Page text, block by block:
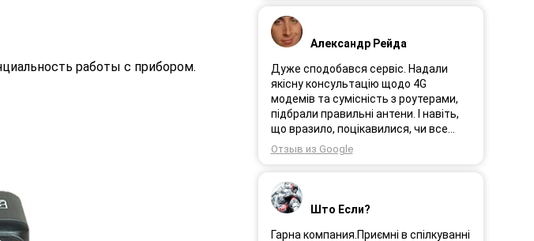
работы с прибором.
підкорило це тестовий період 1 міс, я
вирішила спробувати ще раз.
Надіслала заявку зімною зв’язалася
менеджер Олеся дуже привітна
дівчина розповіла все детально і
порадила хороший пристрій.
Замовлення прийшло через день і я
поїхала встановлювати інтернет.
Олеся була на зв’язоку і все
допомагала. І ось інтернет працює як
вмісті все супер. Я дуже задоволена.
Дякую менеджеру Олесі яка
турботу. Дякую. Рекомендую .
Александр Рейда
Дуже сподобався сервіс. Надали
якісну консультацію щодо 4G
модемів та сумісність з роутерами,
підбрали правильні антени. І навіть,
що вразило, поцікавилися, чи все
гаразд після впровадження
обладнання в експлуатацію та чи
Дуже рекомендую!
Отзыв из Google
Што Если?
Гарна компания.Приємні в спілкуванні